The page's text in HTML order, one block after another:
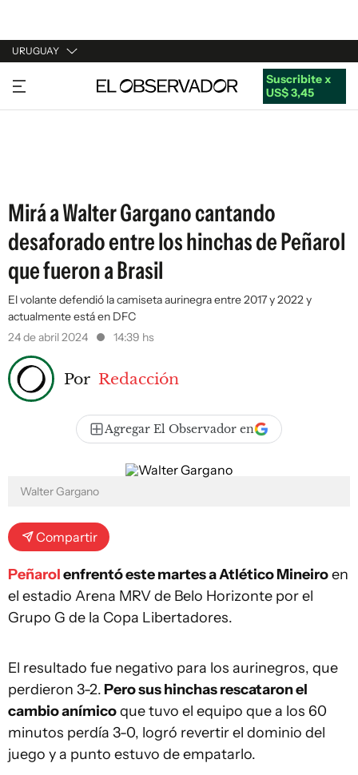
URUGUAY
URUGUAY
ARGENTINA
Suscribite x
US$ 3,45
Mirá a Walter Gargano cantando
desaforado entre los hinchas de Peñarol
que fueron a Brasil
El volante defendió la camiseta aurinegra entre 2017 y 2022 y
actualmente está en DFC
24 de abril 2024
14:39 hs
Por Redacción
Agregar El Observador en
Walter Gargano
Compartir
Peñarolenfrentó este martes a Atlético Mineiroen
el estadio Arena MRV de Belo Horizonte por el
Grupo G de la Copa Libertadores.
El resultado fue negativo para los aurinegros, que
perdieron 3-2. Pero sus hinchas rescataron el
cambio anímicoque tuvo el equipo que a los 60
minutos perdía 3-0, logró revertir el dominio del
juego y a punto estuvo de empatarlo.